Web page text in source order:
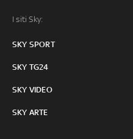
I siti Sky:
SKY SPORT
SKY TG24
SKY VIDEO
SKY ARTE